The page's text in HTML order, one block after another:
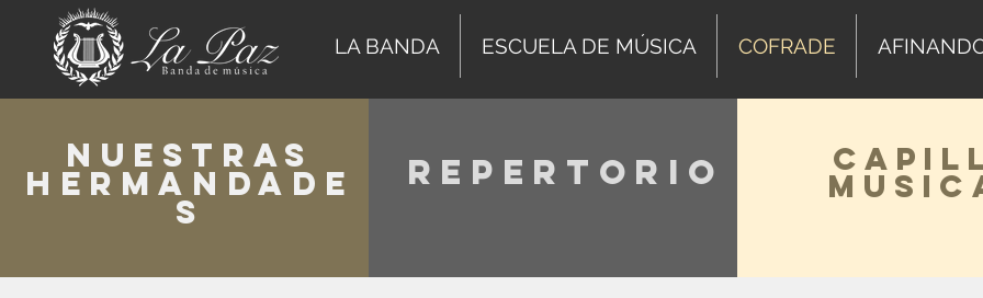
LA BANDA ESCUELA DE MÚSICA COFRADE
NUESTRAS
HERMANDADE
S
REPERTORIO